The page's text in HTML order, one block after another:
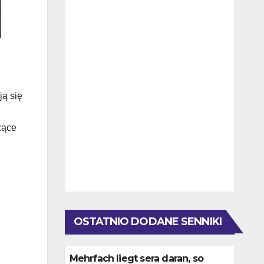
się
OSTATNIO DODANE SENNIKI
Mehrfach liegt sera daran, so